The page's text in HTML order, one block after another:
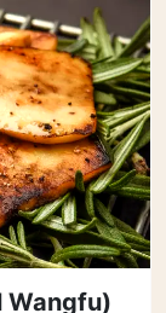
Wangfu)